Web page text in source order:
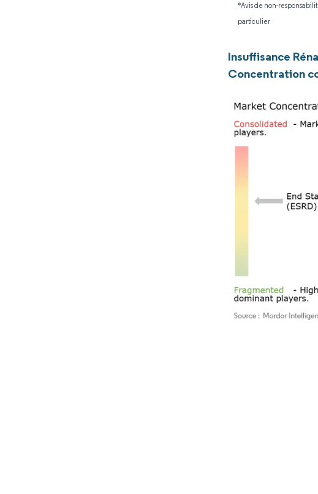
*Avis de non-
particulier
Insuffisance
Concentration